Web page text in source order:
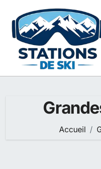
contenu
Accueil